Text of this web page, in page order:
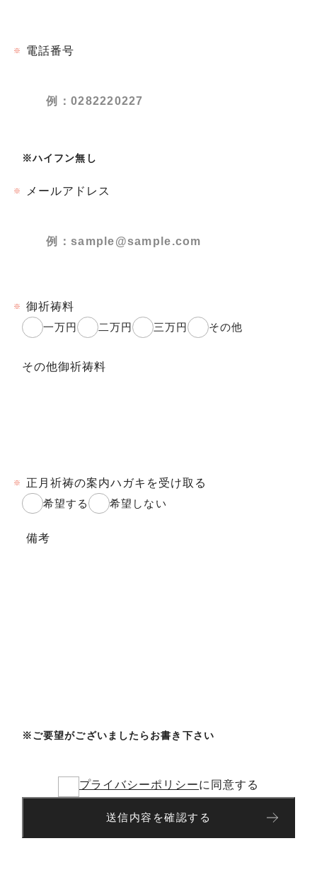
※ 電話番号
※ハイフン無し
※ メールアドレス
※ 御祈祷料
一万円 二万円 三万円 その他
その他御祈祷料
※ 正月祈祷の案内ハガキを受け取る
希望する 希望しない
備考
※ ご要望がございましたらお書き下さい
プライバシーポリシーに同意する
送信内容を確認する